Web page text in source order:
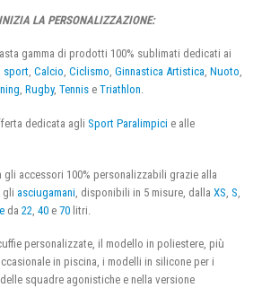
LA PERSONALIZZAZIONE:
gamma di prodotti 100% sublimati dedicati ai
sport, Calcio, Ciclismo, Ginnastica Artistica, Nuoto,
, Rugby, Tennis e Triathlon.
dedicata agli Sport Paralimpici e alle
accessori 100% personalizzabili grazie alla
gli asciugamani , disponibili in 5 misure, dalla XS S
da 22 40 e 70 litri.
personalizzate, il modello in poliestere, più
in piscina, i modelli in silicone per i
squadre agonistiche e nella versione